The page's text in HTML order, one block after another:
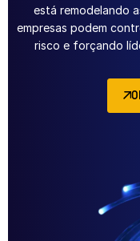
está remodelando
empresas podem
risco e forçando